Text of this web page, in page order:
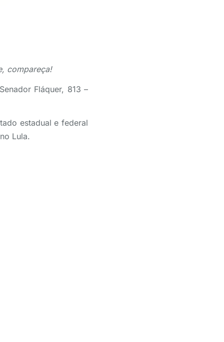
compareça!
Fláquer, 813 –
estadual e federal
Lula.